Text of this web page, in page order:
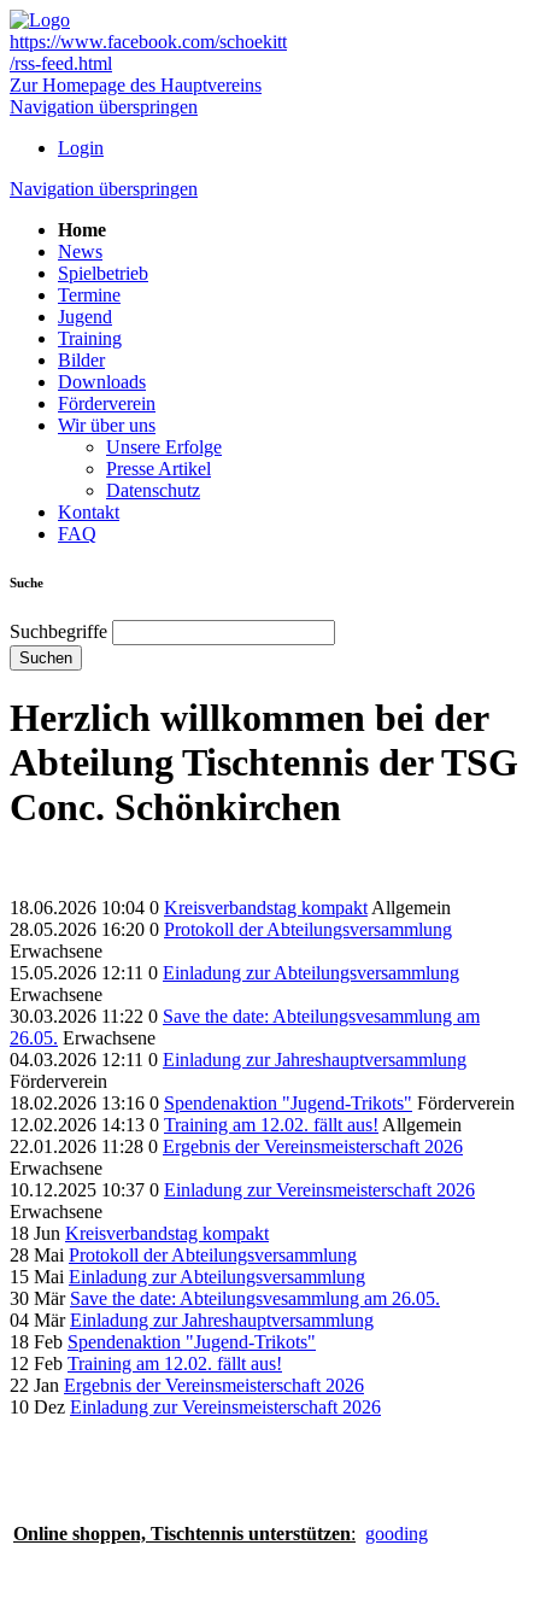
https://www.facebook.com/schoekitt
/rss-feed.html
Zur Homepage des Hauptvereins
Navigation überspringen
Login
Navigation überspringen
Home
News
Spielbetrieb
Termine
Jugend
Training
Bilder
Downloads
Förderverein
Wir über uns
Unsere Erfolge
Presse Artikel
Datenschutz
Kontakt
FAQ
Suche
Suchbegriffe
Suchen
Herzlich willkommen bei der
Abteilung Tischtennis der TSG
Conc. Schönkirchen
18.06.2026 10:04 0 Kreisverbandstag kompakt Allgemein
28.05.2026 16:20 0 Protokoll der Abteilungsversammlung
Erwachsene
15.05.2026 12:11 0 Einladung zur Abteilungsversammlung
Erwachsene
30.03.2026 11:22 0 Save the date: Abteilungsvesammlung am
26.05. Erwachsene
04.03.2026 12:11 0 Einladung zur Jahreshauptversammlung
Förderverein
18.02.2026 13:16 0 Spendenaktion "Jugend-Trikots" Förderverein
12.02.2026 14:13 0 Training am 12.02. fällt aus! Allgemein
22.01.2026 11:28 0 Ergebnis der Vereinsmeisterschaft 2026
Erwachsene
10.12.2025 10:37 0 Einladung zur Vereinsmeisterschaft 2026
Erwachsene
18 Jun Kreisverbandstag kompakt
28 Mai Protokoll der Abteilungsversammlung
15 Mai Einladung zur Abteilungsversammlung
30 Mär Save the date: Abteilungsvesammlung am 26.05.
04 Mär Einladung zur Jahreshauptversammlung
18 Feb Spendenaktion "Jugend-Trikots"
12 Feb Training am 12.02. fällt aus!
22 Jan Ergebnis der Vereinsmeisterschaft 2026
10 Dez Einladung zur Vereinsmeisterschaft 2026
Online shoppen, Tischtennis unterstützen: gooding